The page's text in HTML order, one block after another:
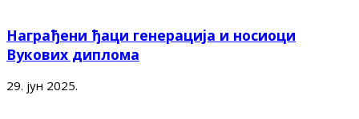
Награђени ђаци генерација и носиоци
Вукових диплома
29. јун 2025.